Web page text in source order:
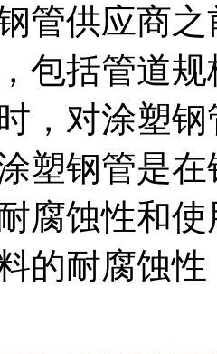
管供应商
包括管道
，对涂塑
塑钢管是
腐蚀性和
的耐腐蚀